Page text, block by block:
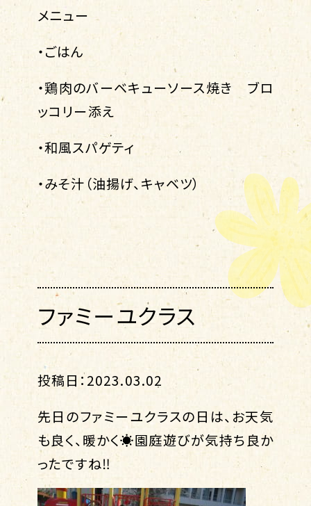
メニュー
・ごはん
・鶏肉のバーベキューソース焼き ブロ
ッコリー添え
・和風スパゲティ
・みそ汁（油揚げ、キャベツ）
ファミーユクラス
投稿日：2023.03.02
先日のファミーユクラスの日は、お天気
も良く、暖かく☀園庭遊びが気持ち良か
ったですね‼